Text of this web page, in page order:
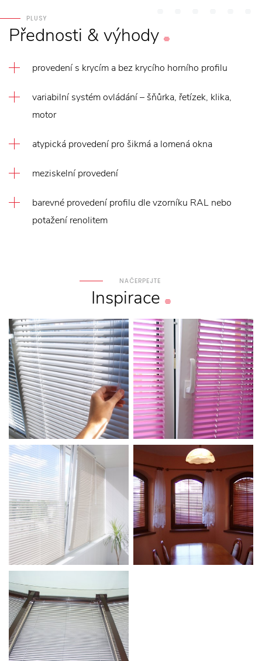
PLUSY
Přednosti &výhody
provedení s krycím a bez krycího horního profilu
variabilní systém ovládání – šňůrka, řetízek, klika,
motor
atypická provedení pro šikmá a lomená okna
meziskelní provedení
barevné provedení profilu dle vzorníku RAL nebo
potažení renolitem
NAČERPEJTE
Inspirace